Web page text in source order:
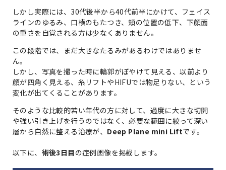
しかし実際には、30代後半から40代前半にかけて、フェイス
ラインのゆるみ、口横のもたつき、頬の位置の低下、下顔面
の重さを自覚される方は少なくありません。
この段階では、まだ大きなたるみがあるわけではありませ
ん。
しかし、写真を撮った時に輪郭がぼやけて見える、以前より
顔が四角く見える、糸リフトやHIFUでは物足りない、という
変化が出てくることがあります。
そのような比較的若い年代の方に対して、過度に大きな切開
や強い引き上げを行うのではなく、必要な範囲に絞って深い
層から自然に整える治療が、 Deep Plane mini Liftです。
以下に、 術後3日目 の症例画像を掲載します。